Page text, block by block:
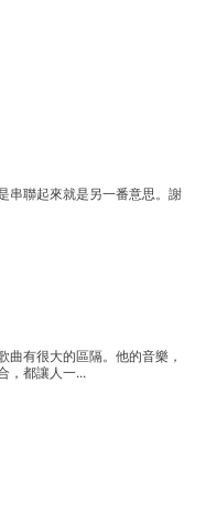
串聯起來就是另一番意思。謝
曲有很大的區隔。他的音樂，
，都讓人一...